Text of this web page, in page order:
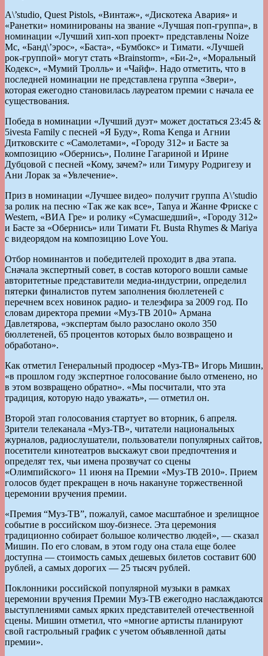
A\’studio, Quest Pistols, «Винтаж», «Дискотека Авария» и
«Ранетки» номинированы на звание «Лучшая поп-группа», в
номинации «Лучший хип-хоп проект» представлены Noize
Mc, «Банд\’эрос», «Баста», «Бумбокс» и Тимати. «Лучшей
рок-группой» могут стать «Brainstorm», «Би-2», «Моральный
Кодекс», «Мумий Тролль» и «Чайф». Надо отметить, что в
последней номинации не представлена группа «Звери»,
которая ежегодно становилась лауреатом премии с начала ее
существования.
Победа в номинации «Лучший дуэт» может достаться 23:45 &
5ivesta Family с песней «Я Буду», Roma Kenga и Агнии
Дитковските с «Самолетами», «Городу 312» и Басте за
композицию «Обернись», Полине Гагариной и Ирине
Дубцовой с песней «Кому, зачем?» или Тимуру Родригезу и
Ани Лорак за «Увлечение».
Приз в номинации «Лучшее видео» получит группа A\’studio
за ролик на песню «Так же как все», Tanya и Жанне Фриске с
Western, «ВИА Гре» и ролику «Сумасшедший», «Городу 312»
и Басте за «Обернись» или Тимати Ft. Busta Rhymes & Mariya
с видеорядом на композицию Love You.
Отбор номинантов и победителей проходит в два этапа.
Сначала экспертный совет, в состав которого вошли самые
авторитетные представители медиа-индустрии, определил
пятерки финалистов путем заполнения бюллетеней с
перечнем всех новинок радио- и телеэфира за 2009 год. По
словам директора премии «Муз-ТВ 2010» Армана
Давлетярова, «экспертам было разослано около 350
бюллетеней, 65 процентов которых было возвращено и
обработано».
Как отметил Генеральный продюсер «Муз-ТВ» Игорь Мишин,
«в прошлом году экспертное голосование было отменено, но
в этом возвращено обратно». «Мы посчитали, что эта
традиция, которую надо уважать», — отметил он.
Второй этап голосования стартует во вторник, 6 апреля.
Зрители телеканала «Муз-ТВ», читатели национальных
журналов, радиослушатели, пользователи популярных сайтов,
посетители кинотеатров выскажут свои предпочтения и
определят тех, чьи имена прозвучат со сцены
«Олимпийского» 11 июня на Премии «Муз-ТВ 2010». Прием
голосов будет прекращен в ночь накануне торжественной
церемонии вручения премии.
«Премия “Муз-ТВ”, пожалуй, самое масштабное и зрелищное
событие в российском шоу-бизнесе. Эта церемония
традиционно собирает большое количество людей», — сказал
Мишин. По его словам, в этом году она стала еще более
доступна — стоимость самых дешевых билетов составит 600
рублей, а самых дорогих — 25 тысяч рублей.
Поклонники российской популярной музыки в рамках
церемонии вручения Премии Муз-ТВ ежегодно наслаждаются
выступлениями самых ярких представителей отечественной
сцены. Мишин отметил, что «многие артисты планируют
свой гастрольный график с учетом объявленной даты
премии».